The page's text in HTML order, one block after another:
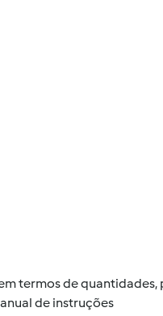
termos de
de instruções